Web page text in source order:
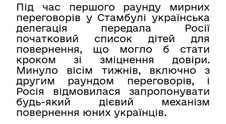
Під час першого раунду мирних
переговорів у Стамбулі українська
делегація передала Росії
початковий список дітей для
повернення, що могло б стати
кроком зі зміцнення довіри.
Минуло вісім тижнів, включно з
другим раундом переговорів, і
Росія відмовилася запропонувати
будь-який дієвий механізм
повернення юних українців.